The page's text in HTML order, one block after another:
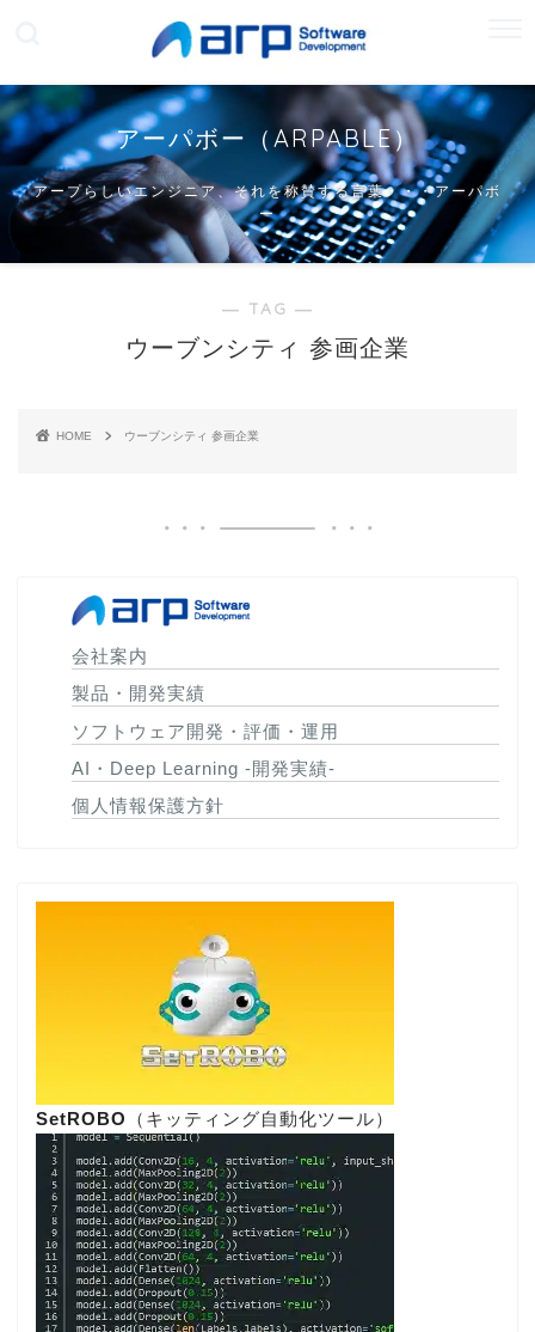
アーパボー（ARPABLE）
アープらしいエンジニア、それを称賛する言葉・・・アーパボ
ー
― TAG ―
ウーブンシティ 参画企業
HOME ウーブンシティ 参画企業
会社案内
製品・開発実績
ソフトウェア開発・評価・運用
AI・Deep Learning -開発実績-
個人情報保護方針
SetROBO （キッティング自動化ツール）